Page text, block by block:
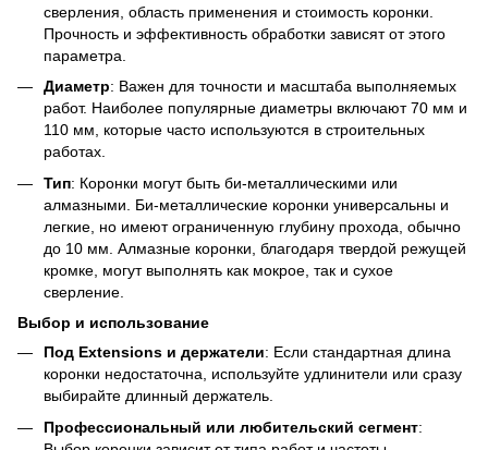
сверления, область применения и стоимость коронки.
Прочность и эффективность обработки зависят от этого
параметра.
Диаметр: Важен для точности и масштаба выполняемых
работ. Наиболее популярные диаметры включают 70 мм и
110 мм, которые часто используются в строительных
работах.
Тип: Коронки могут быть би-металлическими или
алмазными. Би-металлические коронки универсальны и
легкие, но имеют ограниченную глубину прохода, обычно
до 10 мм. Алмазные коронки, благодаря твердой режущей
кромке, могут выполнять как мокрое, так и сухое
сверление.
Выбор и использование
Под Extensions и держатели: Если стандартная длина
коронки недостаточна, используйте удлинители или сразу
выбирайте длинный держатель.
Профессиональный или любительский сегмент: